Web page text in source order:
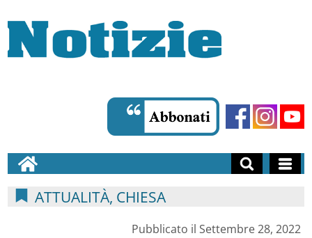
ATTUALITÀ, CHIESA
Pubblicato il Settembre 28, 2022